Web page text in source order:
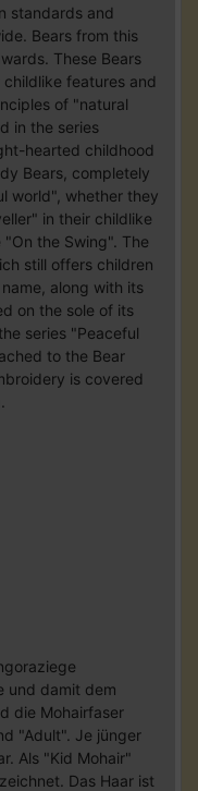
standards and
Bears from this
These Bears
features and
of "natural
in the series
hearted childhood
Bears, completely
world", whether they
in their childlike
the Swing". The
still offers children
along with its
on the sole of its
series "Peaceful
to the Bear
is covered
und damit dem
die Mohairfaser
"Adult". Je jünger
Als "Kid Mohair"
Das Haar ist